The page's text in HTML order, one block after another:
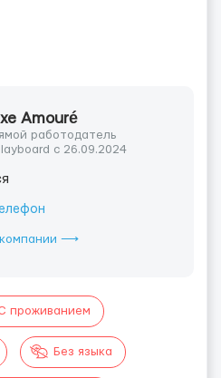
Amouré
работодатель
с 26.09.2024
компании ⟶
проживанием
Без языка